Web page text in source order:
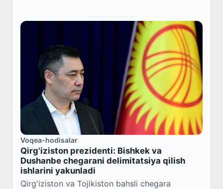
Voqea-hodisalar
Qirg'iziston prezidenti: Bishkek va
Dushanbe chegarani delimitatsiya qilish
ishlarini yakunladi
Qirg'iziston va Tojikiston bahsli chegara